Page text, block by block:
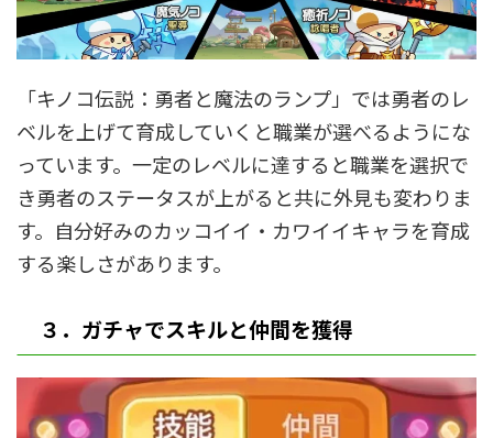
「キノコ伝説：勇者と魔法のランプ」では勇者のレ
ベルを上げて育成していくと職業が選べるようにな
っています。一定のレベルに達すると職業を選択で
き勇者のステータスが上がると共に外見も変わりま
す。自分好みのカッコイイ・カワイイキャラを育成
する楽しさがあります。
３．ガチャでスキルと仲間を獲得